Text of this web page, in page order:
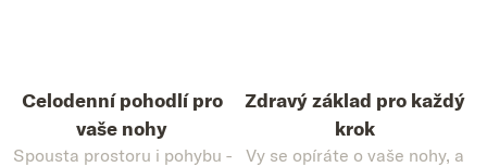
Celodenní pohodlí pro
vaše nohy
Spousta prostoru i pohybu -
Zdravý základ pro každý
krok
Vy se opíráte o vaše nohy, a